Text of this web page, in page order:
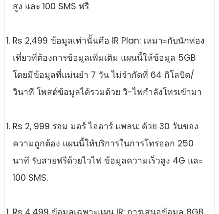
สูง และ 100 SMS ฟรี
Rs 2,499 ข้อมูลเท่านั้นคือ IR Plan: เหมาะกับนักท่อง
เที่ยวที่ต้องการข้อมูลเพิ่มเติม แผนนี้ให้ข้อมูล 5GB
โดยมีข้อมูลที่แม่นยํา 7 วัน ไม่จํากัดที่ 64 กิโลบิต/
วินาที โพสต์ข้อมูลได้รวมด้วย วิ-ไฟกําลังโทรเข้ามา
Rs 2, 999 รอม มอร์ ไออาร์ แพลน: ด้วย 30 วันของ
ความถูกต้อง แผนนี้ให้บริการในการโทรออก 250
นาที รับสายฟรีด้วยไวไฟ ข้อมูลความเร็วสูง 4G และ
100 SMS.